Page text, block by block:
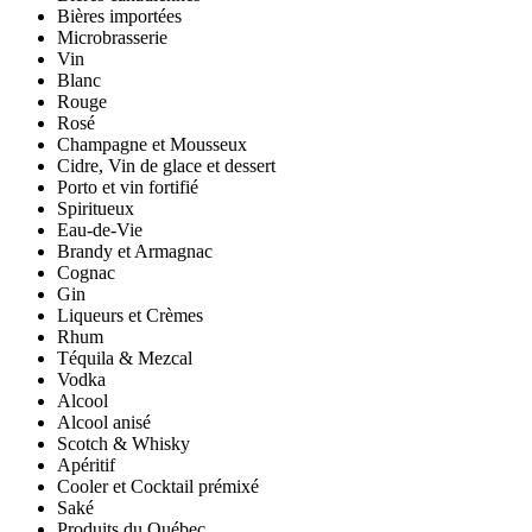
Bières importées
Microbrasserie
Vin
Blanc
Rouge
Rosé
Champagne et Mousseux
Cidre, Vin de glace et dessert
Porto et vin fortifié
Spiritueux
Eau-de-Vie
Brandy et Armagnac
Cognac
Gin
Liqueurs et Crèmes
Rhum
Téquila & Mezcal
Vodka
Alcool
Alcool anisé
Scotch & Whisky
Apéritif
Cooler et Cocktail prémixé
Saké